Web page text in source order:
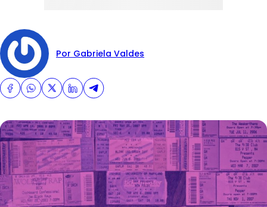
Por Gabriela Valdes